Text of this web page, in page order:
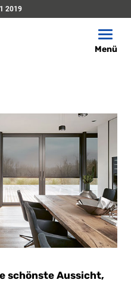
2019
Menü
schönste Aussicht,